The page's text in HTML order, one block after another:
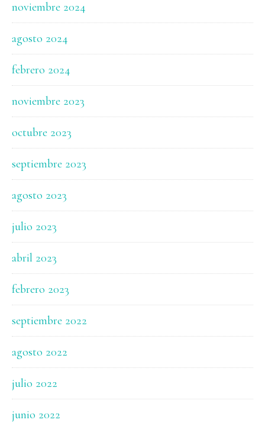
noviembre 2024
agosto 2024
febrero 2024
noviembre 2023
octubre 2023
septiembre 2023
agosto 2023
julio 2023
abril 2023
febrero 2023
septiembre 2022
agosto 2022
julio 2022
junio 2022